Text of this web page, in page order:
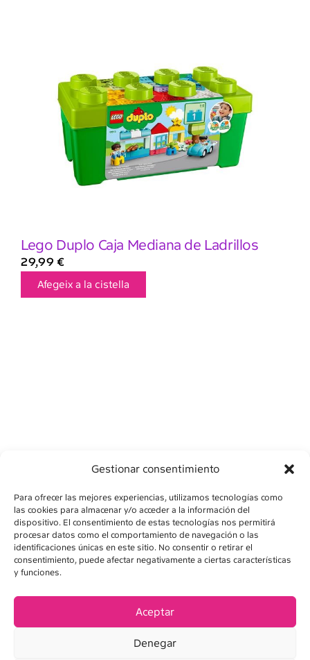
Gestionar consentimiento
Para ofrecer las mejores experiencias, utilizamos tecnologías como
las cookies para almacenar y/o acceder a la información del
dispositivo. El consentimiento de estas tecnologías nos permitirá
procesar datos como el comportamiento de navegación o las
identificaciones únicas en este sitio. No consentir o retirar el
consentimiento, puede afectar negativamente a ciertas características
y funciones.
Aceptar
Denegar
Lego Duplo Caja Mediana de Ladrillos
29,99 €
Afegeix a la cistella
AVÍS LEGAL
POLÍTICA DE PRIVADESA
CONDICIONS DE VENDA